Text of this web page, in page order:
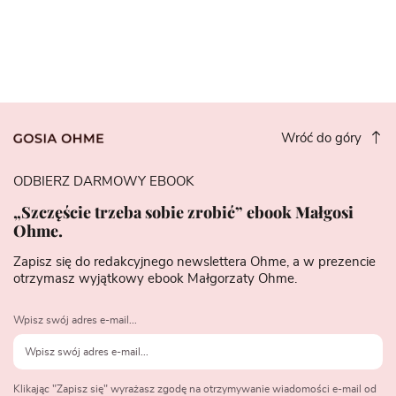
Wróć do góry
ODBIERZ DARMOWY EBOOK
„Szczęście trzeba sobie zrobić” ebook Małgosi
Ohme.
Zapisz się do redakcyjnego newslettera Ohme, a w prezencie
otrzymasz wyjątkowy ebook Małgorzaty Ohme.
Wpisz swój adres e-mail...
Klikając "Zapisz się" wyrażasz zgodę na otrzymywanie wiadomości e-mail od